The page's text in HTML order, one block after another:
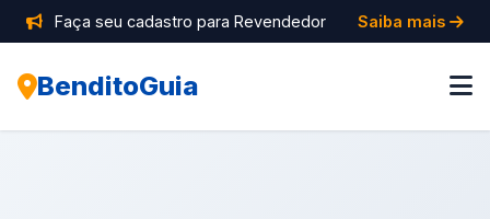
Faça seu cadastro para Revendedor Saiba mais
BenditoGuia